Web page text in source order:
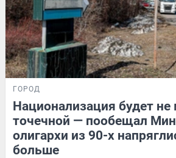
ГОРОД
Национализация будет не
точечной — пообещал
олигархи из 90-х
больше